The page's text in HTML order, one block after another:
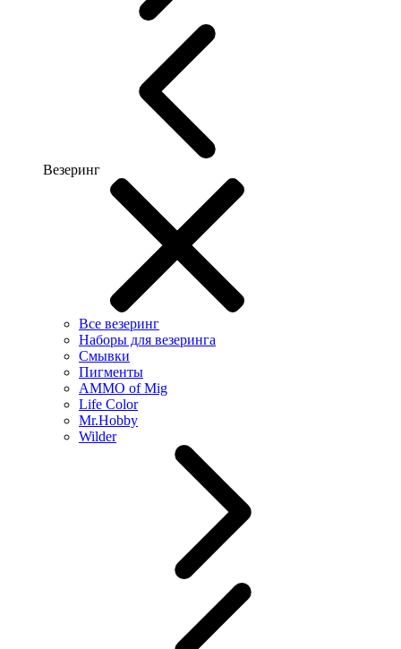
Везеринг
Все везеринг
Наборы для везеринга
Смывки
Пигменты
AMMO of Mig
Life Color
Mr.Hobby
Wilder